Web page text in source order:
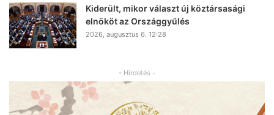
Kiderült, mikor választ új köztársasági
elnököt az Országgyűlés
2026, augusztus 6. 12:28
- Hirdetés -